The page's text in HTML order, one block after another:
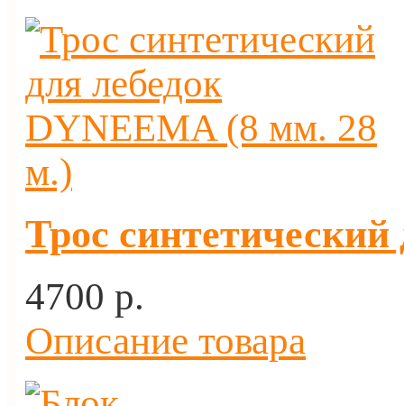
Трос
4700 p.
Описание товара